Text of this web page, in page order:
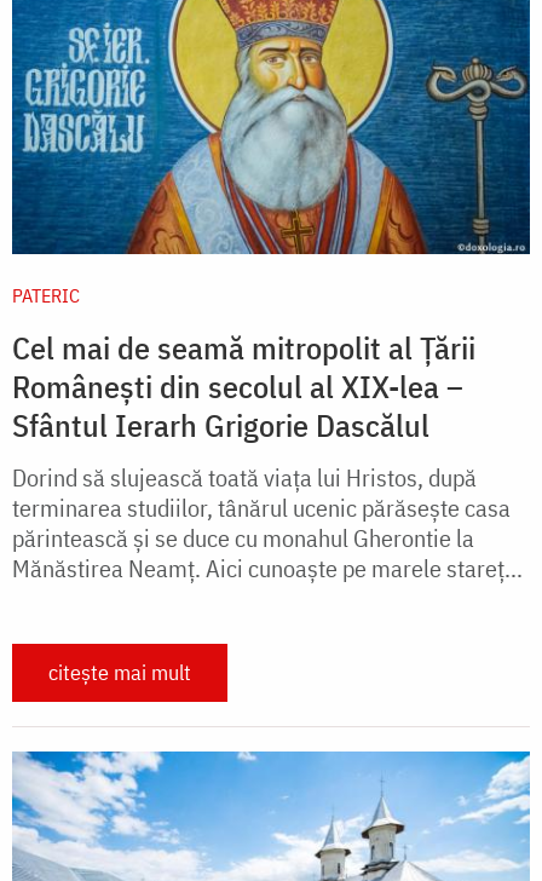
PATERIC
Cel mai de seamă mitropolit al Țării
Românești din secolul al XIX-lea –
Sfântul Ierarh Grigorie Dascălul
Dorind să slujească toată viaţa lui Hristos, după
terminarea studiilor, tânărul ucenic părăseşte casa
părintească şi se duce cu monahul Gherontie la
Mănăstirea Neamţ. Aici cunoaşte pe marele stareţ...
citește mai mult